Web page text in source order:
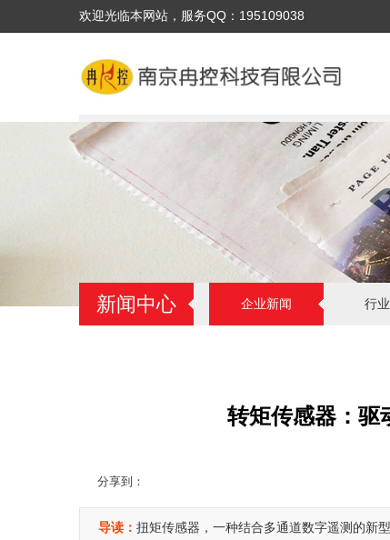
欢迎光临本网站，服务QQ：195109038
新闻中心 企业新闻 行
转矩传感器：驱
分享到：
导读： 扭矩传感器，一种结合多通道数字遥测的新